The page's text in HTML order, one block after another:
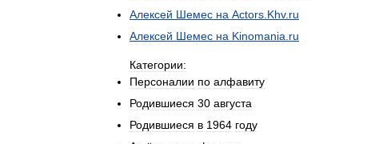
Алексей Шемес на Actors Khv. ru
Алексей Шемес на Kinomania ru
Категории:
Персоналии по алфавиту
Родившиеся 30 августа
Родившиеся в 1964 году